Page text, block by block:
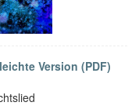
Version (PDF)